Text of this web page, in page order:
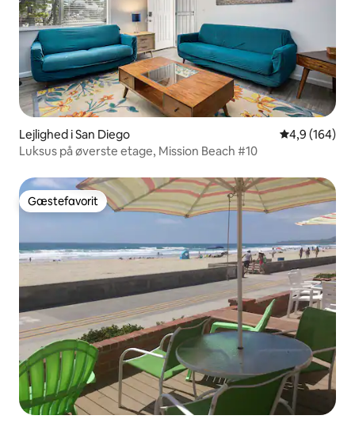
Lejlighed i San Diego 4,9 ud af 5 i
4,9 (164)
Luksus på øverste etage, Mission Beach #10
Gæstefavorit
Gæstefavorit